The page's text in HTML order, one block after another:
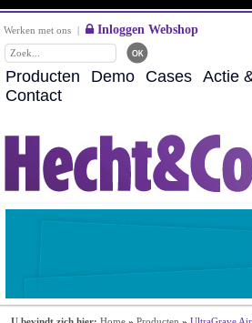
Werken met ons | Inloggen Webshop
Producten Demo Cases Actie
Contact